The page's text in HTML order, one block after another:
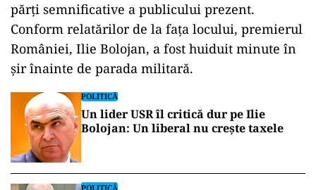
părți semnificative a publicului prezent.
Conform relatărilor de la fața locului, premierul
României, Ilie Bolojan, a fost huiduit minute în
șirînainte de parada militară.
POLITICĂ
Un lider USR îl critică dur pe Ilie
Bolojan: Un liberal nu crește taxele
POLITICĂ